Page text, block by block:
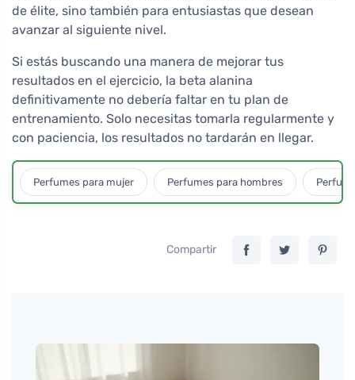
de élite, sino también para entusiastas que desean
avanzar al siguiente nivel.
Si estás buscando una manera de mejorar tus
resultados en el ejercicio, la beta alanina
definitivamente no debería faltar en tu plan de
entrenamiento. Solo necesitas tomarla regularmente y
con paciencia, los resultados no tardarán en llegar.
Perfumes para mujer Perfumes para hombres
Compartir